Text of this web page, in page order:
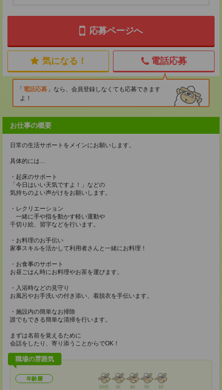
応募ページへ
気になる！ 電話応募
電話応募
なら、会員登録しなくても応募できます
よ！
お仕事の概要
日常の生活サポートをメインにお願いします。
具体的には…
・起床のサポート
「今日はいい天気ですよ！」などの
気持ちのよい声がけをお願いします。
・レクリエーション
一緒に手や指を動かす軽い運動や
千切り絵、習字などを行います。
・お料理のお手伝い
家事スキルを活かして利用者さんと一緒にお料理！
・お食事のサポート
お昼ごはん時にお料理やお茶を運びます。
・入浴時などの見守り
お風呂やお手洗いの付き添い、着脱衣を手伝います。
・施設内の簡単なお掃除
誰でもできる簡単な清掃を行います。
まずは名前を覚えるために
会話をしたり、寄り添うことからでOK！
職場の雰囲気
年齢層
20代 30 40 50 60